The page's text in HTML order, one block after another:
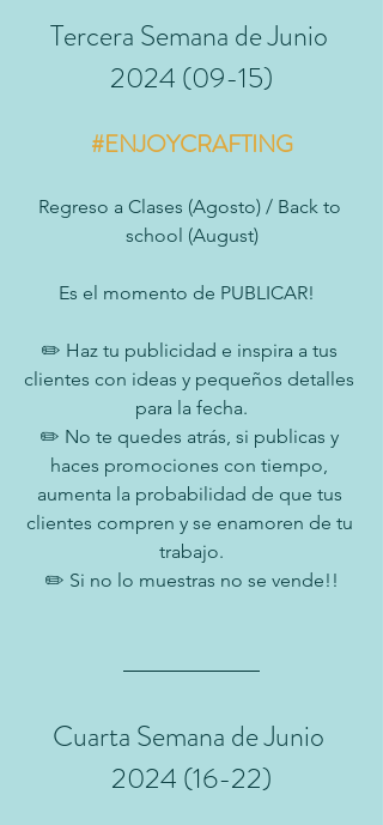
Tercera Semana de Junio
2024 (09-15)
#ENJOYCRAFTING
Regreso a Clases (Agosto) / Back to
school (August)
Es el momento de PUBLICAR!
✏️ Haz tu publicidad e inspira a tus
clientes con ideas y pequeños detalles
para la fecha.
✏️ No te quedes atrás, si publicas y
haces promociones con tiempo,
aumenta la probabilidad de que tus
clientes compren y se enamoren de tu
trabajo.
✏️ Si no lo muestras no se vende!!
Cuarta Semana de Junio
2024 (16-22)